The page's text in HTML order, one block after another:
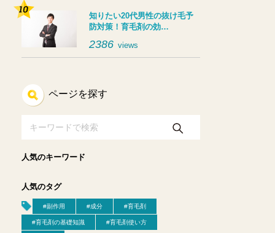
知りたい20代男性の抜け毛予
防対策！育毛剤の効…
2386 views
ページを探す
人気のキーワード
人気のタグ
#副作用 #成分 #育毛剤
#育毛剤の基礎知識 #育毛剤使い方